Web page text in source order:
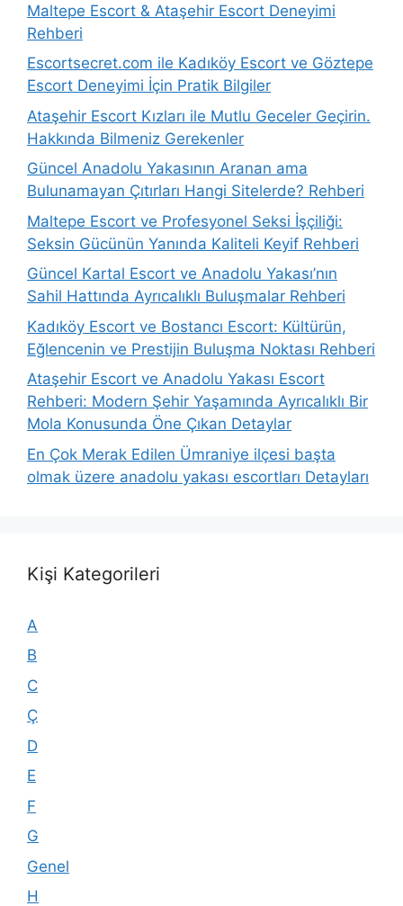
Maltepe Escort & Ataşehir Escort Deneyimi
Rehberi
Escortsecret.com ile Kadıköy Escort ve Göztepe
Escort Deneyimi İçin Pratik Bilgiler
Ataşehir Escort Kızları ile Mutlu Geceler Geçirin.
Hakkında Bilmeniz Gerekenler
Güncel Anadolu Yakasının Aranan ama
Bulunamayan Çıtırları Hangi Sitelerde? Rehberi
Maltepe Escort ve Profesyonel Seksi İşçiliği:
Seksin Gücünün Yanında Kaliteli Keyif Rehberi
Güncel Kartal Escort ve Anadolu Yakası’nın
Sahil Hattında Ayrıcalıklı Buluşmalar Rehberi
Kadıköy Escort ve Bostancı Escort: Kültürün,
Eğlencenin ve Prestijin Buluşma Noktası Rehberi
Ataşehir Escort ve Anadolu Yakası Escort
Rehberi: Modern Şehir Yaşamında Ayrıcalıklı Bir
Mola Konusunda Öne Çıkan Detaylar
En Çok Merak Edilen Ümraniye ilçesi başta
olmak üzere anadolu yakası escortları Detayları
Kişi Kategorileri
A
B
C
Ç
D
E
F
G
Genel
H